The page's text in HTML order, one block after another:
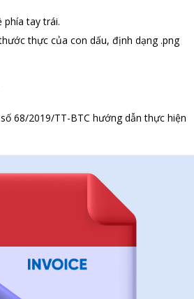
phía tay trái.
thực của con dấu, định dạng .png
68/2019/TT-BTC hướng dẫn thực hiện